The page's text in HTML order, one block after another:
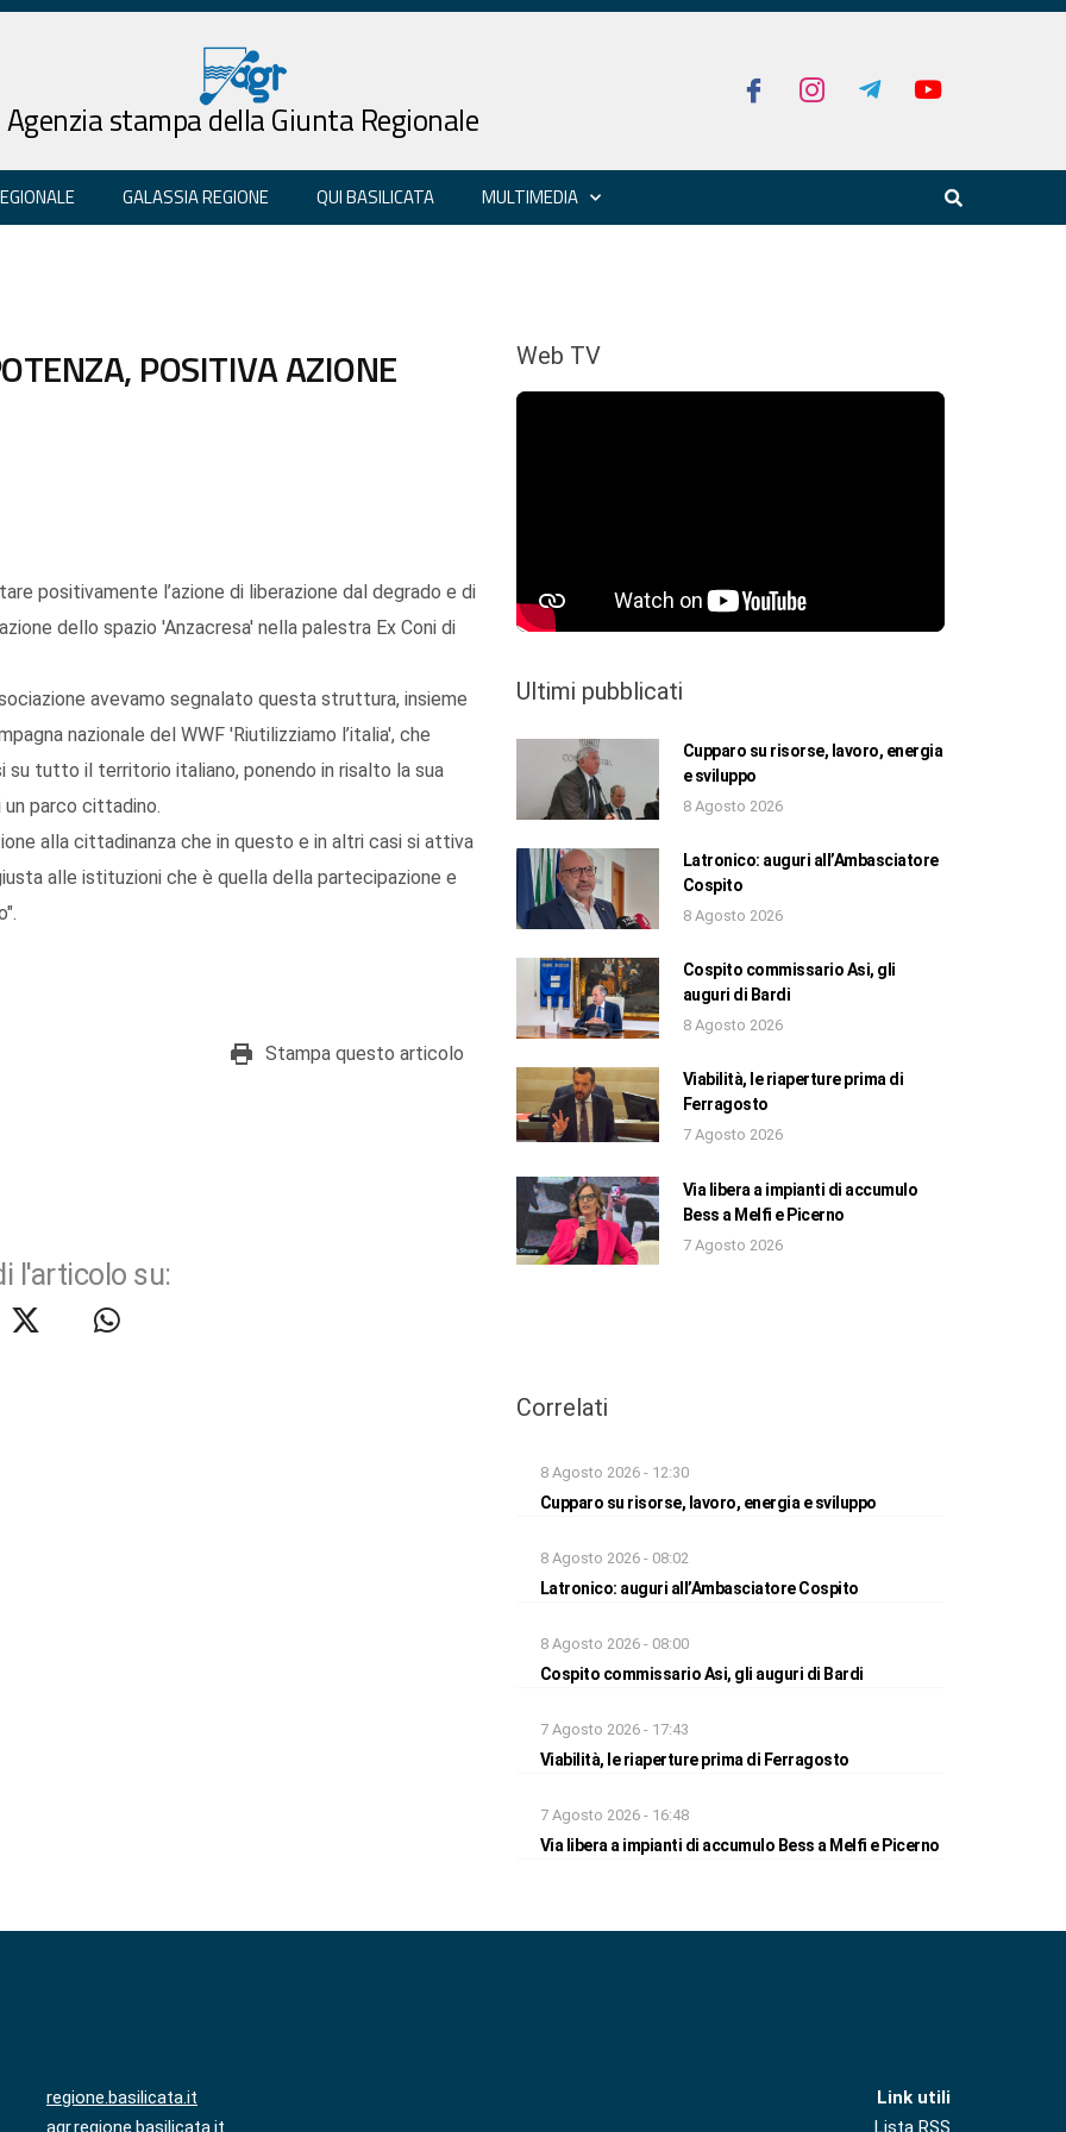
Agenzia stampa della Giunta Regionale
GALASSIA REGIONE QUI BASILICATA MULTIMEDIA
POSITIVA AZIONE
positivamente l’azione di liberazione dal degrado e di
dello spazio 'Anzacresa' nella palestra Ex Coni di
avevamo segnalato questa struttura, insieme
nazionale del WWF 'Riutilizziamo l’italia', che
su tutto il territorio italiano, ponendo in risalto la sua
un parco cittadino.
alla cittadinanza che in questo e in altri casi si attiva
alle istituzioni che è quella della partecipazione e
Stampa questo articolo
l'articolo su:
Web TV
Ultimi pubblicati
Cupparo su risorse, lavoro, energia
e sviluppo
8 Agosto 2026
Latronico: auguri all’Ambasciatore
Cospito
8 Agosto 2026
Cospito commissario Asi, gli
auguri di Bardi
8 Agosto 2026
Viabilità, le riaperture prima di
Ferragosto
7 Agosto 2026
Via libera a impianti di accumulo
Bess a Melfi e Picerno
7 Agosto 2026
Correlati
8 Agosto 2026 - 12:30
Cupparo su risorse, lavoro, energia e sviluppo
8 Agosto 2026 - 08:02
Latronico: auguri all’Ambasciatore Cospito
8 Agosto 2026 - 08:00
Cospito commissario Asi, gli auguri di Bardi
7 Agosto 2026 - 17:43
Viabilità, le riaperture prima di Ferragosto
7 Agosto 2026 - 16:48
Via libera a impianti di accumulo Bess a Melfi e Picerno
regione.basilicata.it
agr.regione.basilicata.it
Link utili
Lista RSS